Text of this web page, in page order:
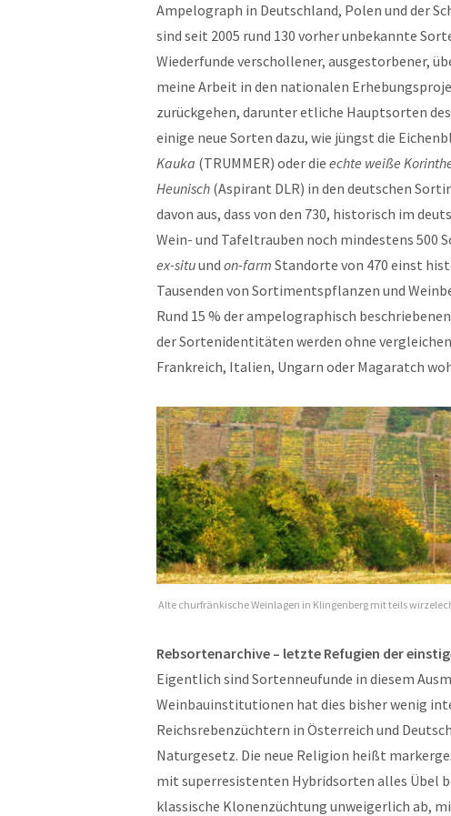
Ampelograph in Deutschland, Polen und der
sind seit 2005 rund 130 vorher unbekannte
Wiederfunde verschollener, ausgestorbener,
meine Arbeit in den nationalen
zurückgehen, darunter etliche Hauptsorten
einige neue Sorten dazu, wie jüngst die
Kauka (TRUMMER) oder die echte weiße
Heunisch (Aspirant DLR) in den deutschen
davon aus, dass von den 730, historisch im
Wein- und Tafeltrauben noch mindestens 500
ex-situund on-farm Standorte von 470 einst
Tausenden von Sortimentspflanzen und
Rund 15 % der ampelographisch
der Sortenidentitäten werden ohne
Frankreich, Italien, Ungarn oder Magaratch
Alte churfränkische Weinlagen in Klingenberg mit teils
Rebsortenarchive – letzte Refugien der
Eigentlich sind Sortenneufunde in diesem
Weinbauinstitutionen hat dies bisher wenig
Reichsrebenzüchtern in Österreich und
Naturgesetz. Die neue Religion heißt
mit superresistenten Hybridsorten alles Übel
klassische Klonenzüchtung unweigerlich ab,